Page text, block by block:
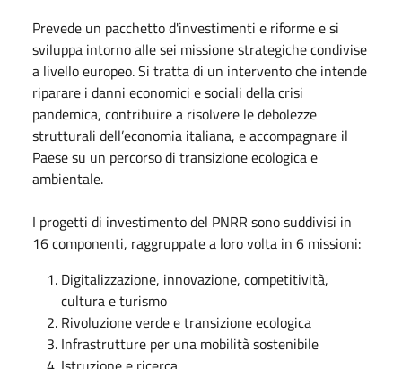
Prevede un pacchetto d'investimenti e riforme e si
sviluppa intorno alle sei missione strategiche condivise
a livello europeo. Si tratta di un intervento che intende
riparare i danni economici e sociali della crisi
pandemica, contribuire a risolvere le debolezze
strutturali dell’economia italiana, e accompagnare il
Paese su un percorso di transizione ecologica e
ambientale.
I progetti di investimento del PNRR sono suddivisi in
16 componenti, raggruppate a loro volta in 6 missioni:
Digitalizzazione, innovazione, competitività,
cultura e turismo
Rivoluzione verde e transizione ecologica
Infrastrutture per una mobilità sostenibile